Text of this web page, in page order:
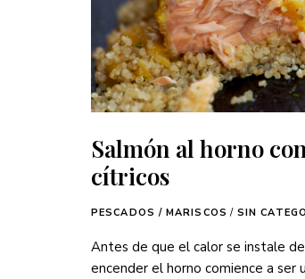
Salmón al horno
cítricos
PESCADOS / MARISCOS / SIN
Antes de que el calor se instale
encender el horno comience a ser